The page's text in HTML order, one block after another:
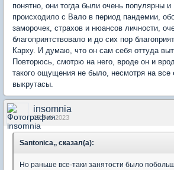
понятно, они тогда были очень популярны и
происходило с Вало в период пандемии,
заморочек, страхов и нюансов личности,
благоприятствовало и до сих пор
Карху. И думаю, что он сам себя оттуда
Повторюсь, смотрю на него, вроде он и
такого ощущения не было, несмотря на все
выкрутасы.
insomnia
15 Feb 2023
Santonica,, сказал(а):
Но раньше все-таки занятости было